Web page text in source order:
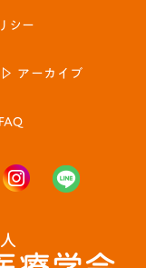
シー
アーカイブ
FAQ